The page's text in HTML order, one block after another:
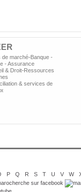
de marché-Banque -
- Assurance
& Droit-Ressources
& services de
P Q R S T U V W